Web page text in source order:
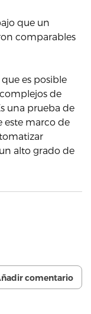
que un
comparables
es posible
de
una prueba de
este marco de
alto grado de
comentario